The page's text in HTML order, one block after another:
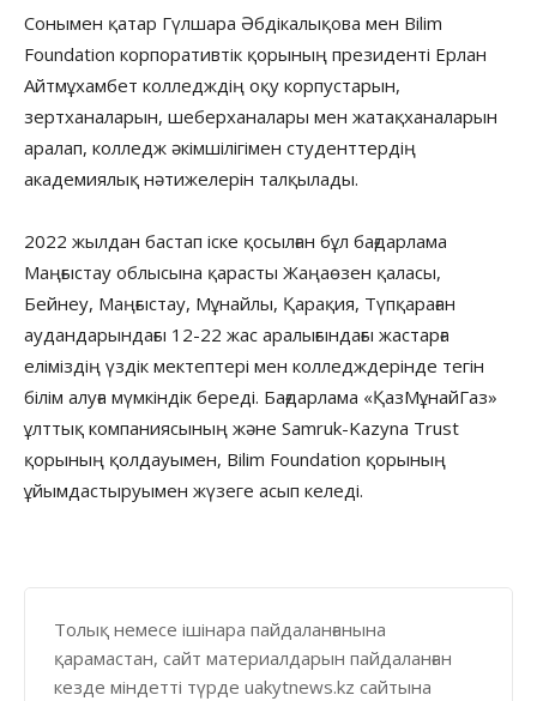
Сонымен қатар Гүлшара Әбдікалықова мен Bilim
Foundation корпоративтік қорының президенті Ерлан
Айтмұхамбет колледждің оқу корпустарын,
зертханаларын, шеберханалары мен жатақханаларын
аралап, колледж әкімшілігімен студенттердің
академиялық нәтижелерін талқылады.
2022 жылдан бастап іске қосылған бұл бағдарлама
Маңғыстау облысына қарасты Жаңаөзен қаласы,
Бейнеу, Маңғыстау, Мұнайлы, Қарақия, Түпқараған
аудандарындағы 12-22 жас аралығындағы жастарға
еліміздің үздік мектептері мен колледждерінде тегін
білім алуға мүмкіндік береді. Бағдарлама «ҚазМұнайГаз»
ұлттық компаниясының және Samruk-Kazyna Trust
қорының қолдауымен, Bilim Foundation қорының
ұйымдастыруымен жүзеге асып келеді.
Толық немесе ішінара пайдаланғанына
қарамастан, сайт материалдарын пайдаланған
кезде міндетті түрде uakytnews.kz сайтына